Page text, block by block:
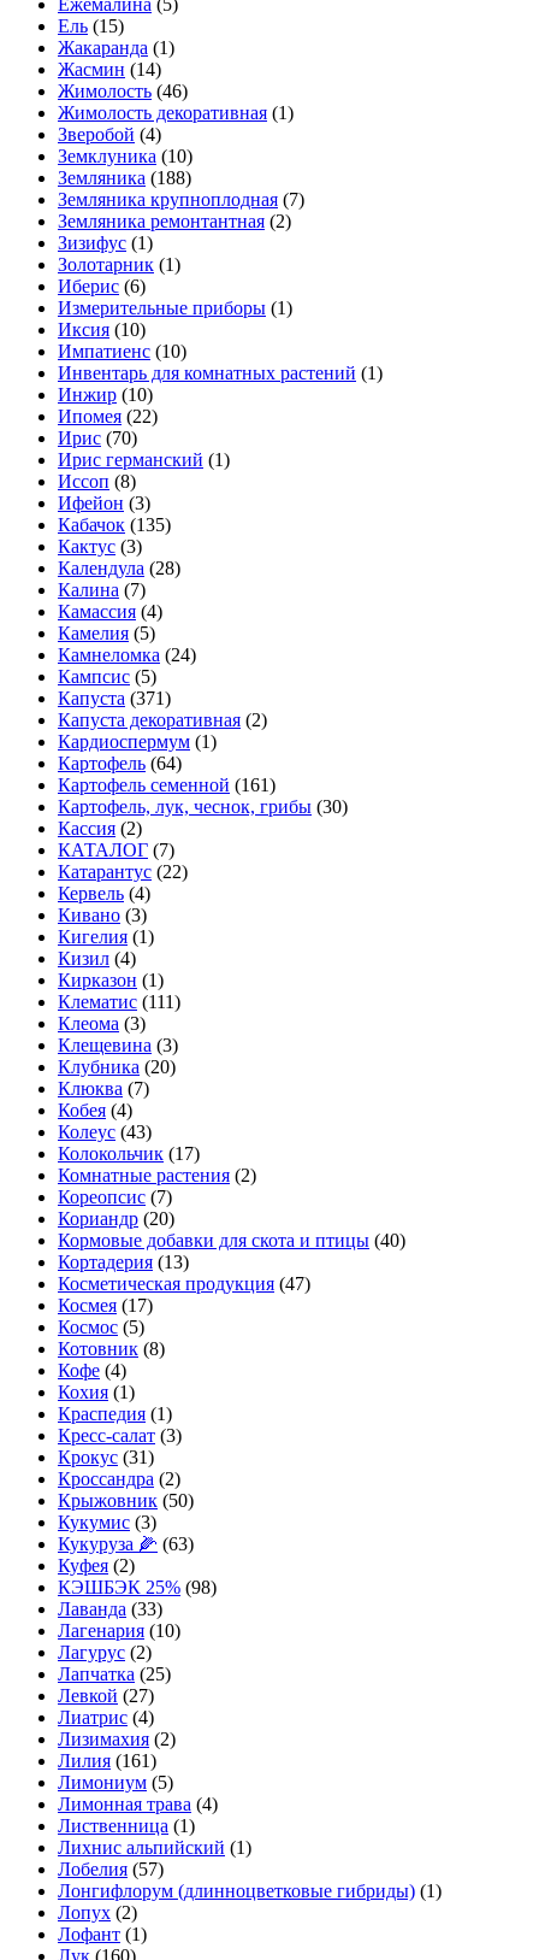
Ежемалина (5)
Ель (15)
Жакаранда (1)
Жасмин (14)
Жимолость (46)
Жимолость декоративная (1)
Зверобой (4)
Земклуника (10)
Земляника (188)
Земляника крупноплодная (7)
Земляника ремонтантная (2)
Зизифус (1)
Золотарник (1)
Иберис (6)
Измерительные приборы (1)
Иксия (10)
Импатиенс (10)
Инвентарь для комнатных растений (1)
Инжир (10)
Ипомея (22)
Ирис (70)
Ирис германский (1)
Иссоп (8)
Ифейон (3)
Кабачок (135)
Кактус (3)
Календула (28)
Калина (7)
Камассия (4)
Камелия (5)
Камнеломка (24)
Кампсис (5)
Капуста (371)
Капуста декоративная (2)
Кардиоспермум (1)
Картофель (64)
Картофель семенной (161)
Картофель, лук, чеснок, грибы (30)
Кассия (2)
КАТАЛОГ (7)
Катарантус (22)
Кервель (4)
Кивано (3)
Кигелия (1)
Кизил (4)
Кирказон (1)
Клематис (111)
Клеома (3)
Клещевина (3)
Клубника (20)
Клюква (7)
Кобея (4)
Колеус (43)
Колокольчик (17)
Комнатные растения (2)
Кореопсис (7)
Кориандр (20)
Кормовые добавки для скота и птицы (40)
Кортадерия (13)
Косметическая продукция (47)
Космея (17)
Космос (5)
Котовник (8)
Кофе (4)
Кохия (1)
Краспедия (1)
Кресс-салат (3)
Крокус (31)
Кроссандра (2)
Крыжовник (50)
Кукумис (3)
Кукуруза 🌽 (63)
Куфея (2)
КЭШБЭК 25% (98)
Лаванда (33)
Лагенария (10)
Лагурус (2)
Лапчатка (25)
Левкой (27)
Лиатрис (4)
Лизимахия (2)
Лилия (161)
Лимониум (5)
Лимонная трава (4)
Лиственница (1)
Лихнис альпийский (1)
Лобелия (57)
Лонгифлорум (длинноцветковые гибриды) (1)
Лопух (2)
Лофант (1)